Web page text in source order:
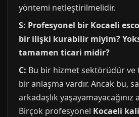
yöntemi netleştirilmelidir.
S: Profesyonel bir Kocaeli
bir ilişki kurabilir miyim?
tamamen ticari midir?
C: Bu bir hizmet sektörüdür ve
bir anlaşma vardır. Ancak bu,
arkadaşlık yaşayamayacağınız
Birçok profesyonel Kocaeli